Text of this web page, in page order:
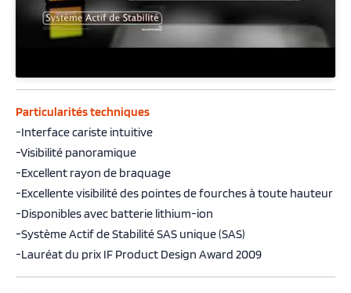
Particularités techniques
-Interface cariste intuitive
-Visibilité panoramique
-Excellent rayon de braquage
-Excellente visibilité des pointes de fourches à toute hauteur
-Disponibles avec batterie lithium-ion
-Système Actif de Stabilité SAS unique (SAS)
-Lauréat du prix IF Product Design Award 2009